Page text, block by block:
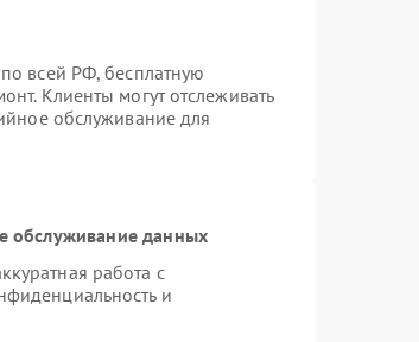
всей РФ, бесплатную
Клиенты могут отслеживать
обслуживание для
обслуживание данных
работа с
и